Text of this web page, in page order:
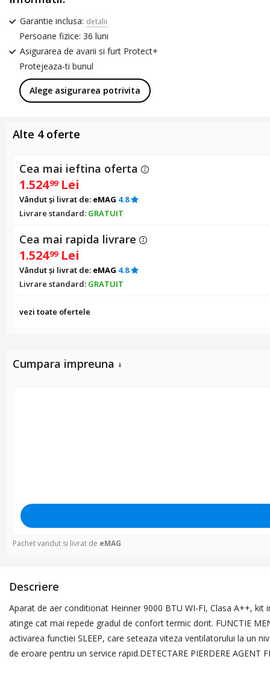
Garantie inclusa: detalii
Persoane fizice: 36 luni
Asigurarea de avarii si furt Protect+
Protejeaza-ti bunul
Alege asigurarea potrivita
Alte 4 oferte
Cea mai ieftina oferta
1.52499 Lei
Vândut și livrat de: eMAG 4.8
Livrare standard: GRATUIT
Cea mai rapida livrare
1.52499 Lei
Vândut și livrat de: eMAG 4.8
Livrare standard: GRATUIT
vezi toate ofertele
Cumpara impreuna
Pachet vandut si livrat de eMAG
Descriere
Aparat de aer conditionat Heinner 9000 BTU WI-FI, Clasa A++,
atinge cat mai repede gradul de confort termic dorit. FUNCTIE
activarea functiei SLEEP, care seteaza viteza ventilatorului la un
de eroare pentru un service rapid.DETECTARE PIERDERE